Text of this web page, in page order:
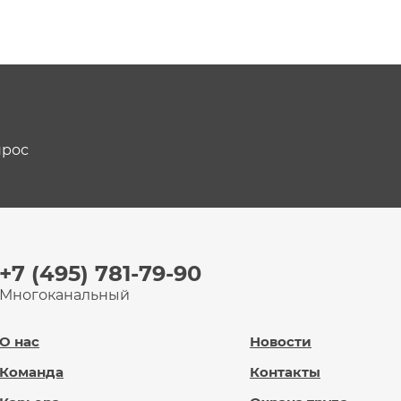
+7 (495) 781-79-90
Многоканальный
О нас
Команда
Новости
Контакты